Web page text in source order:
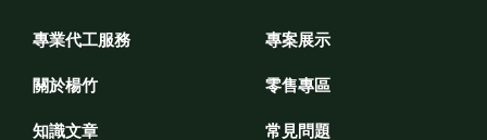
專業代工服務 專案展示
關於楊竹 零售專區
知識文章 常見問題